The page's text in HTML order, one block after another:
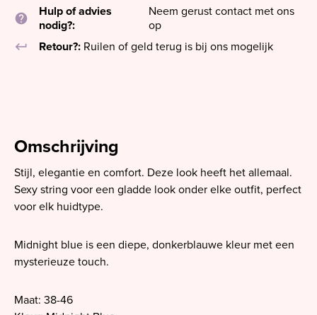
help
Hulp of advies
nodig?:
Neem gerust contact met ons
op
keyboard_return
Retour?: Ruilen of geld terug is bij ons mogelijk
Omschrijving
Stijl, elegantie en comfort. Deze look heeft het allemaal.
Sexy string voor een gladde look onder elke outfit, perfect
voor elk huidtype.
Midnight blue is een diepe, donkerblauwe kleur met een
mysterieuze touch.
Maat: 38-46